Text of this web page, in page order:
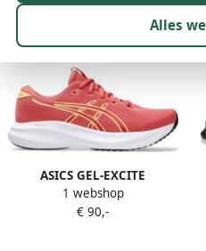
42 resultaten:
ASICS GEL-EXCITE
hardloopschoenen
koraalrood oranje
1 webshop
€ 90,-
Alles